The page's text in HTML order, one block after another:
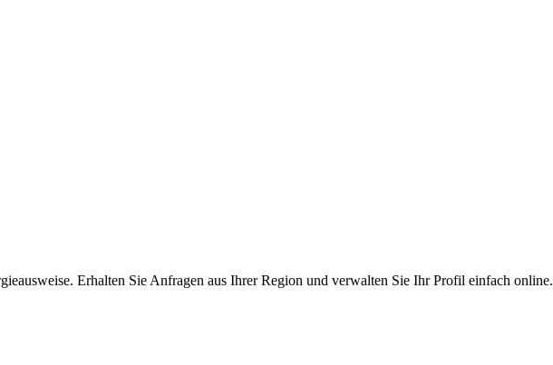
Erhalten Sie Anfragen aus Ihrer Region und verwalten Sie Ihr Profil einfach online.